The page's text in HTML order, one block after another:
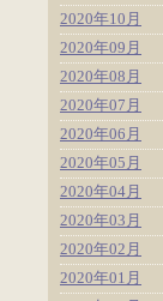
2020年10月
2020年09月
2020年08月
2020年07月
2020年06月
2020年05月
2020年04月
2020年03月
2020年02月
2020年01月